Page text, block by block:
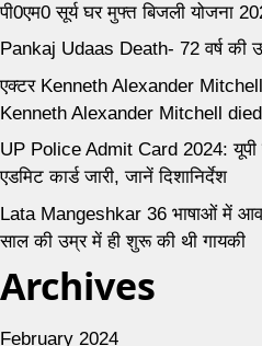
पी0एम0 सूर्य घर मुफ्त बिजली योजना
Pankaj Udaas Death- 72 वर्ष की
एक्टर Kenneth Alexander
Kenneth Alexander Mitchell died
UP Police Admit Card 2024: यूपी
एडमिट कार्ड जारी, जानें दिशानिर्देश
Lata Mangeshkar 36 भाषाओं में
साल की उम्र में ही शुरू की थी गायकी
Archives
February 2024